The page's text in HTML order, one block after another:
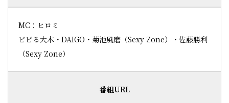
MC：ヒロミ
ビビる大木・DAIGO・菊池風磨（Sexy Zone）・佐藤勝利
（Sexy Zone）
番組URL